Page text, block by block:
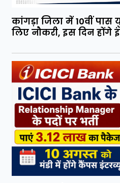
कांगड़ा जिला में 10वीं
लिए नौकरी, इस दिन होंगे